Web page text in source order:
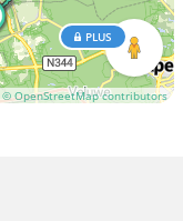
© OpenStreetMap contributors
PLUS